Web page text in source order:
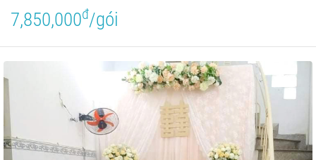
7,850,000đ/gói